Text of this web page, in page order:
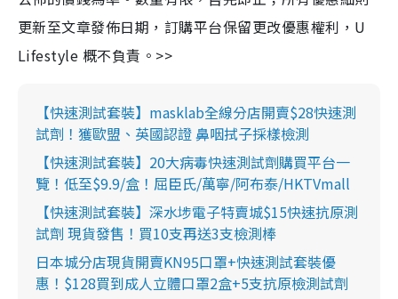
更新至文章發佈日期，訂購平台保留更改優惠權利，U
Lifestyle 概不負責。>>
【快速測試套裝】masklab全線分店開賣$28快速測
試劑！獲歐盟、英國認證 鼻咽拭子採樣檢測
【快速測試套裝】20大病毒快速測試劑購買平台一
覽！低至$9.9/盒！屈臣氏/萬寧/阿布泰/HKTVmall
【快速測試套裝】深水埗電子特賣城$15快速抗原測
試劑 現貨發售！買10支再送3支檢測棒
日本城分店現貨開賣KN95口罩+快速測試套裝優
惠！$128買到成人立體口罩2盒+5支抗原檢測試劑